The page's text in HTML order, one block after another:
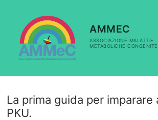
contenuto
AMMEC
ASSOCIAZIONE MALATTIE
METABOLICHE
La prima guida per imparare
PKU.